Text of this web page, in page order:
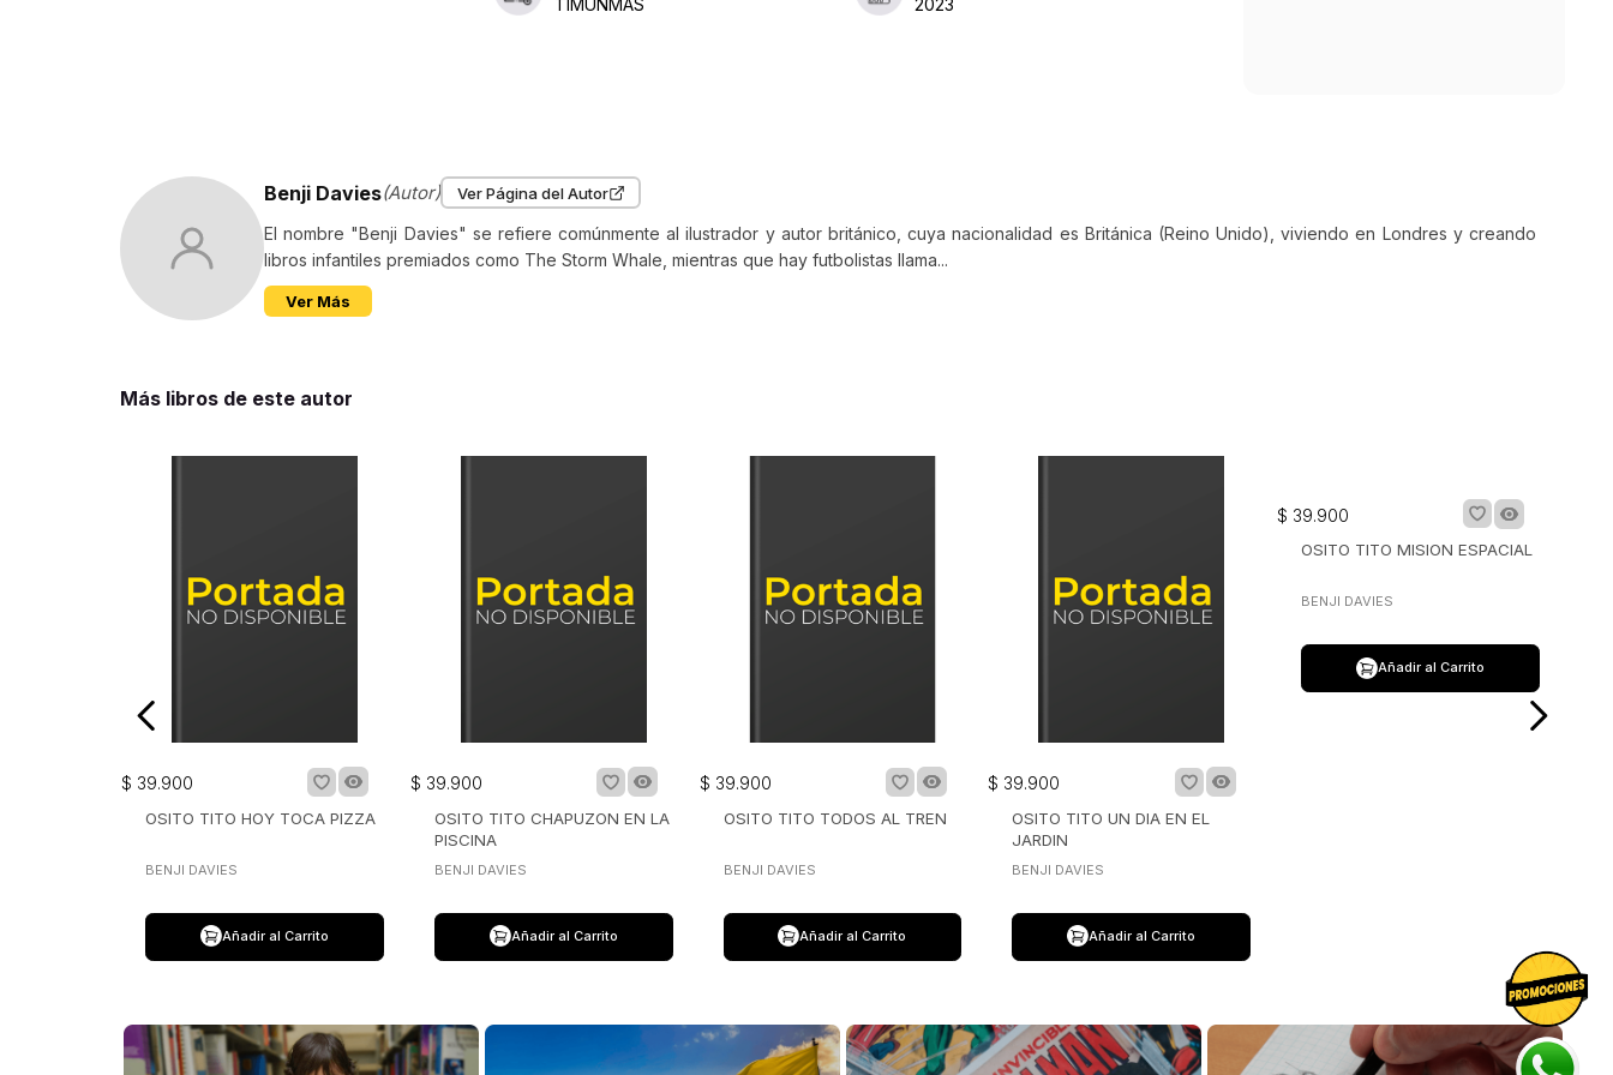
Osito Tito es una opción atractiva para quienes buscan fomentar el hábito lector desde el
Si te gusta la nieve, ¡te encantará este libro!¡Osito Tito se va a esquiar! ¡Abrígate bien y
acompáñalo en este divertidísimo libro con mecanismos para estirar! Subirá a la montaña
con el telecabina, se deslizará por la pista con sus esquís y... ¡hasta patinará sobre hielo!
¿Hay algo que este osito no sepa hacer?¡Este libro TE NECESITA! Al girar, deslizar, levantar y
TIMUNMAS
2023
Benji Davies(Autor) Ver Página del Autor
El nombre "Benji Davies" se refiere comúnmente al ilustrador y autor británico, cuya nacionalidad es Británica (Reino Unido), viviendo en Londres y creando
libros infantiles premiados como The Storm Whale, mientras que hay futbolistas llama...
Ver Más
Más libros de este autor
$ 39.900
OSITO TITO HOY TOCA PIZZA
BENJI DAVIES
Añadir al Carrito
$ 39.900
OSITO TITO CHAPUZON EN LA
PISCINA
BENJI DAVIES
Añadir al Carrito
$ 39.900
OSITO TITO TODOS AL TREN
BENJI DAVIES
Añadir al Carrito
$ 39.900
OSITO TITO UN DIA EN EL
JARDIN
BENJI DAVIES
Añadir al Carrito